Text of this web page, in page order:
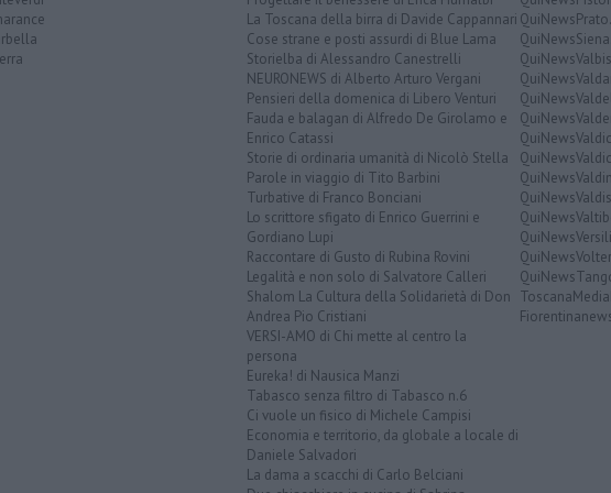
La Toscana della birra di Davide Cappannari
Cose strane e posti assurdi di Blue Lama
Storielba di Alessandro Canestrelli
NEURONEWS di Alberto Arturo Vergani
Pensieri della domenica di Libero Venturi
Fauda e balagan di Alfredo De Girolamo e
Enrico Catassi
Storie di ordinaria umanità di Nicolò Stella
Parole in viaggio di Tito Barbini
Turbative di Franco Bonciani
Lo scrittore sfigato di Enrico Guerrini e
Gordiano Lupi
Raccontare di Gusto di Rubina Rovini
Legalità e non solo di Salvatore Calleri
Shalom La Cultura della Solidarietà di Don
Andrea Pio Cristiani
VERSI-AMO di Chi mette al centro la
persona
Eureka! di Nausica Manzi
Tabasco senza filtro di Tabasco n.6
Ci vuole un fisico di Michele Campisi
Economia e territorio, da globale a locale di
Daniele Salvadori
La dama a scacchi di Carlo Belciani